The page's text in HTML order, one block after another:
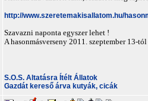
http://www.szeretemakisallatom.hu/
Szavazni naponta egyszer lehet !
A hasonmásverseny 2011. szeptember 13-
S.O.S. Altatásra Ítélt Állatok
Gazdát kereső árva kutyák, cicák